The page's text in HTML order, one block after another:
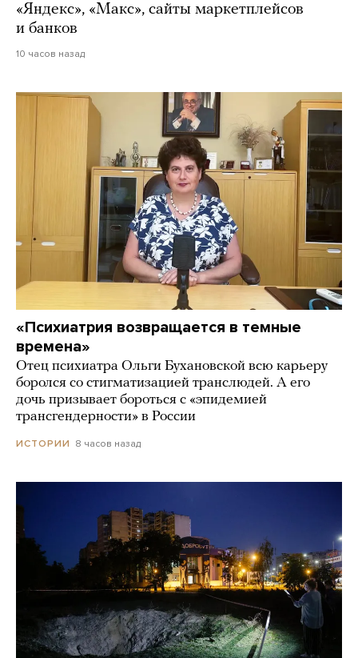
«Яндекс», «Макс», сайты маркетплейсов
и банков
10 часов назад
«Психиатрия возвращается в темные
времена»
Отец психиатра Ольги Бухановской всю карьеру
боролся со стигматизацией транслюдей. А его
дочь призывает бороться с «эпидемией
трансгендерности» в России
ИСТОРИИ 8 часов назад